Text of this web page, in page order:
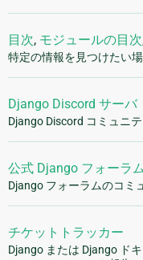
目次, モジュールの目次
特定の情報を見つけたい場
Django Discord サーバ
Django Discord コミュニ
公式 Django フォーラム
Django フォーラムのコミ
チケットトラッカー
Django または Django ド